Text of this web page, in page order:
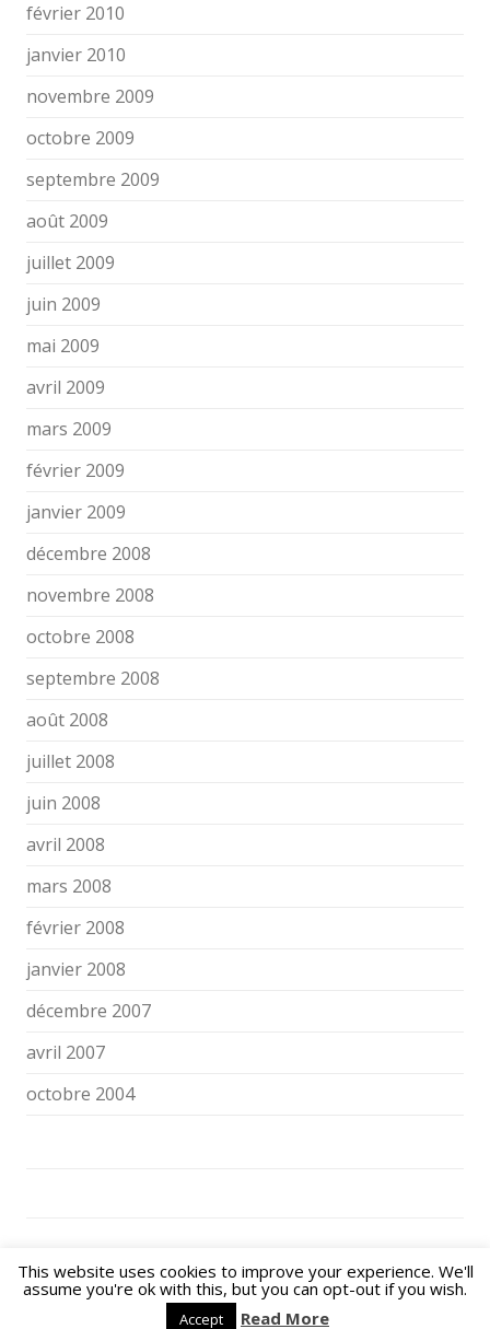
février 2010
janvier 2010
novembre 2009
octobre 2009
septembre 2009
août 2009
juillet 2009
juin 2009
mai 2009
avril 2009
mars 2009
février 2009
janvier 2009
décembre 2008
novembre 2008
octobre 2008
septembre 2008
août 2008
juillet 2008
juin 2008
avril 2008
mars 2008
février 2008
janvier 2008
décembre 2007
avril 2007
octobre 2004
Rights Reserved.
Flexy by Shahin raj.
This website uses cookies to improve your experience. We'll
assume you're ok with this, but you can opt-out if you wish.
Accept Read More